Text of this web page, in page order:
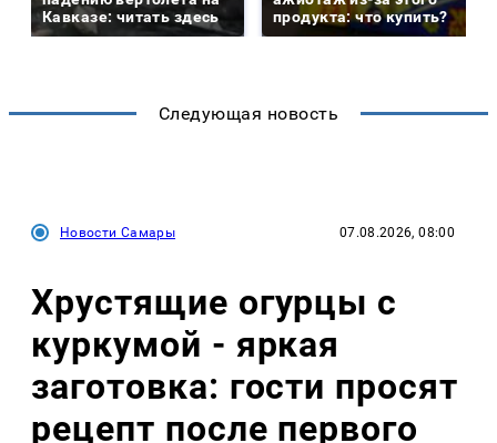
Кавказе: читать здесь
продукта: что купить?
Следующая новость
Новости Самары 07.08.2026, 08:00
Хрустящие огурцы с
куркумой - яркая
заготовка: гости просят
рецепт после первого